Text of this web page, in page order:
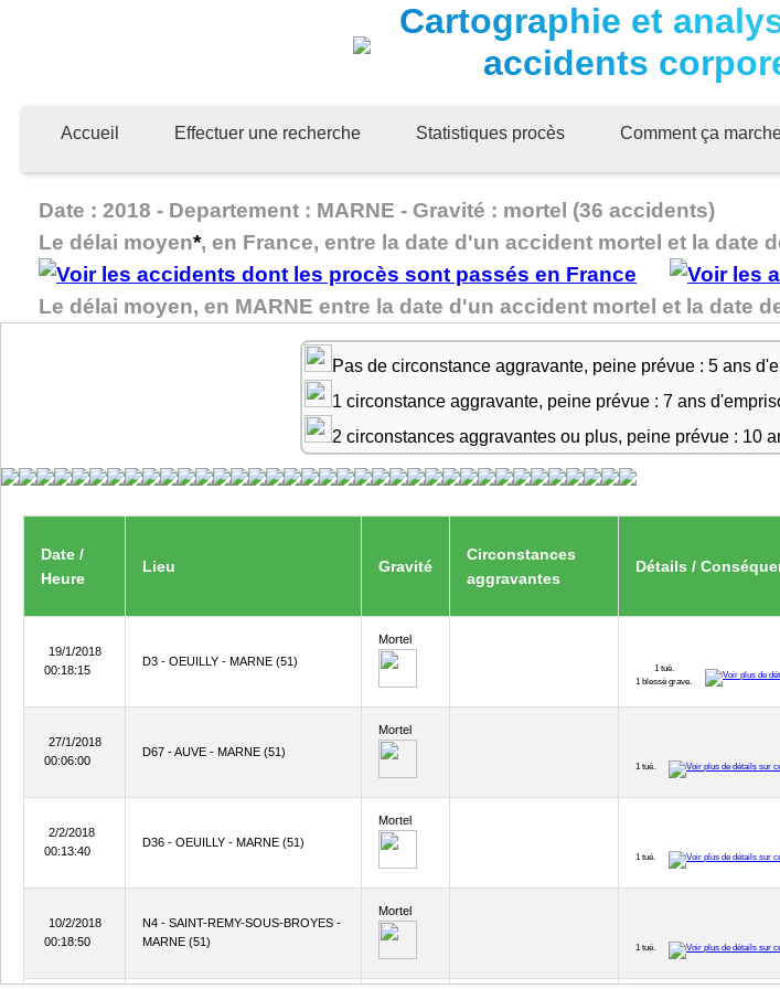
Cartographie et
accidents
Accueil Effectuer une recherche Statistiques procès Comment ça
Date : 2018 - Departement : MARNE - Gravité : mortel (36 accidents)
Le délai moyen*, en France, entre la date d'un accident mortel et la date
Le délai moyen, en MARNE entre la date d'un accident mortel et la date
Pas de circonstance aggravante, peine prévue : 5 ans
1 circonstance aggravante, peine prévue : 7 ans
2 circonstances aggravantes ou plus, peine prévue : 10
Date /
Heure
Lieu Gravité
Circonstances
aggravantes
Détails /
19/1/2018
00:18:15
D3 - OEUILLY - MARNE (51)
Mortel
1 tué.
1 blessé grave.
27/1/2018
00:06:00
D67 - AUVE - MARNE (51)
Mortel
1 tué.
2/2/2018
00:13:40
D36 - OEUILLY - MARNE (51)
Mortel
1 tué.
10/2/2018
00:18:50
N4 - SAINT-REMY-SOUS-BROYES -
MARNE (51)
Mortel
1 tué.